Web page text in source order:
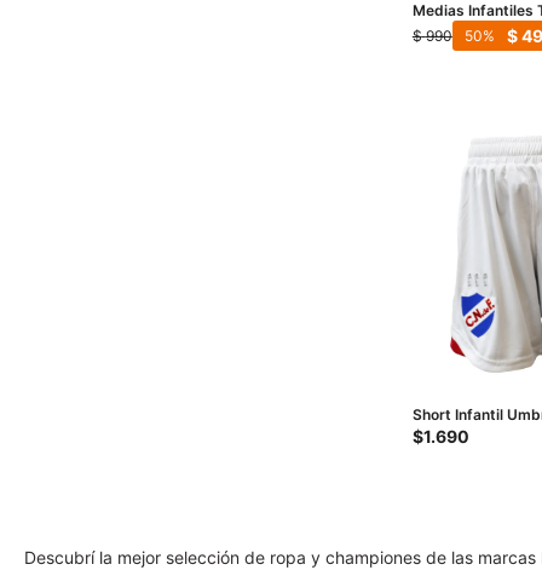
Medias Infantiles
Soquete Kids -
$ 990 $
50
Short Infantil
JRS - Blanco - Rojo
$1.690
Descubrí la mejor selección de ropa y championes de las